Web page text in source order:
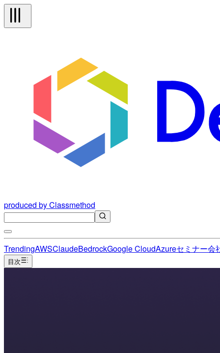
produced by Classmethod
TrendingAWSClaudeBedrockGoogle CloudAzureセミナー会
目次